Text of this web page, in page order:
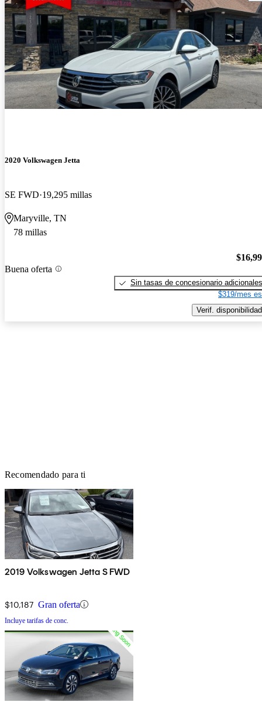
2020 Volkswagen Jetta
SE FWD 19,295 millas
Maryville, TN
78 millas
Buena oferta
Sin tasas de concesionario adicionales
$319/mes
Verif. disponibilidad
Recomendado para ti
2019 Volkswagen Jetta S FWD
$10,187 Gran oferta
Incluye tarifas de conc.